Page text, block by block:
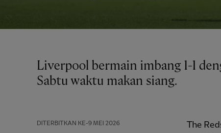
DITERBITKAN KE-9 MEI 2026
Liverpool bermain imbang 1-1 dengan Chelsea di Anfield di Liga Premier pada
Sabtu waktu makan siang.
The